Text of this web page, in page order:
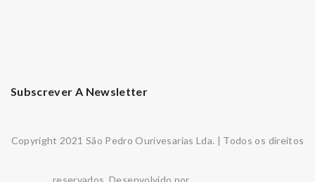
Subscrever A Newsletter
Copyright 2021 São Pedro Ourivesarias Lda. | Todos os direitos
reservados. Desenvolvido por